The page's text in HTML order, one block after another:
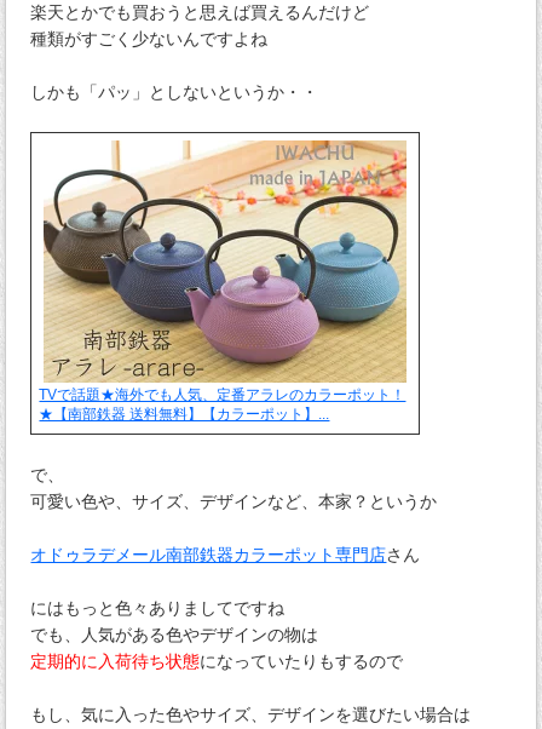
楽天とかでも買おうと思えば買えるんだけど
種類がすごく少ないんですよね
しかも「パッ」としないというか・・
TVで話題★海外でも人気、定番アラレのカラーポット！
★【南部鉄器 送料無料】【カラーポット】...
で、
可愛い色や、サイズ、デザインなど、本家？というか
オドゥラデメール南部鉄器カラーポット専門店さん
にはもっと色々ありましてですね
でも、人気がある色やデザインの物は
定期的に入荷待ち状態になっていたりもするので
もし、気に入った色やサイズ、デザインを選びたい場合は